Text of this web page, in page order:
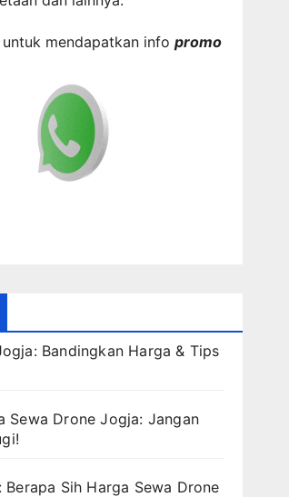
untuk mendapatkan infopromo
Bandingkan Harga & Tips
Sewa Drone Jogja: Jangan
Sih Harga Sewa Drone